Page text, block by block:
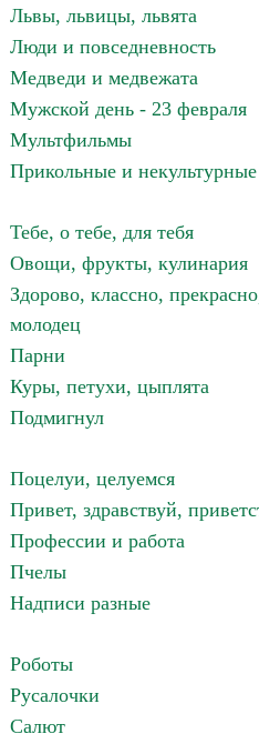
Львы, львицы, львята
Люди и повседневность
Медведи и медвежата
Мужской день - 23 февраля
Мультфильмы
Прикольные и некультурные
Тебе, о тебе, для тебя
Овощи, фрукты, кулинария
Здорово, классно,
молодец
Парни
Куры, петухи, цыплята
Подмигнул
Поцелуи, целуемся
Привет, здравствуй,
Профессии и работа
Пчелы
Надписи разные
Роботы
Русалочки
Салют